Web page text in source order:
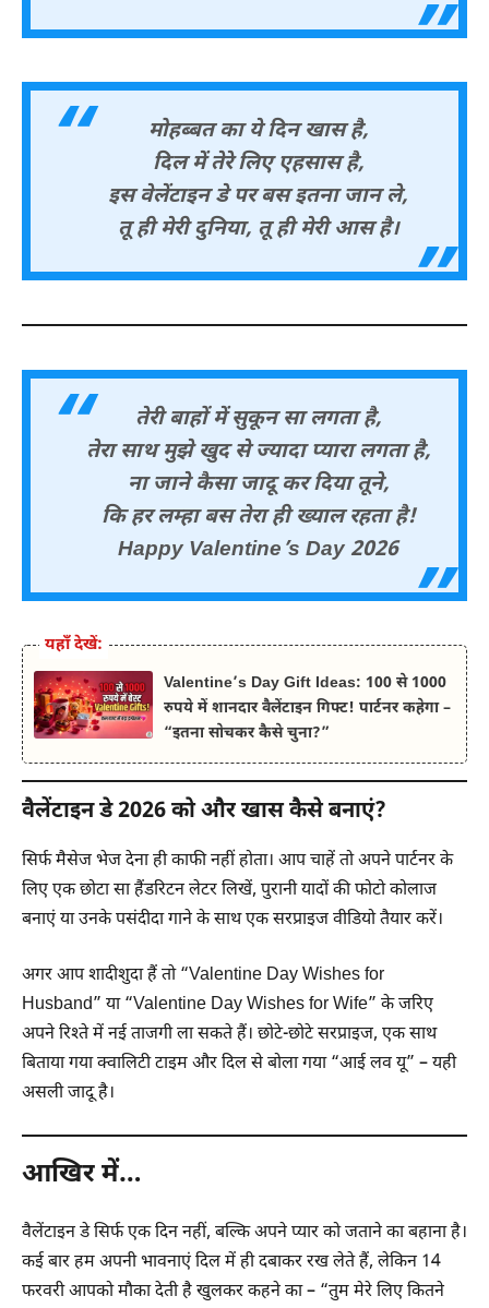
मोहब्बत का ये दिन खास है,
दिल में तेरे लिए एहसास है,
इस वेलेंटाइन डे पर बस इतना जान ले,
तू ही मेरी दुनिया, तू ही मेरी आस है।
तेरी बाहों में सुकून सा लगता है,
तेरा साथ मुझे खुद से ज्यादा प्यारा लगता है,
ना जाने कैसा जादू कर दिया तूने,
कि हर लम्हा बस तेरा ही ख्याल रहता है!
Happy Valentine’s Day 2026
यहाँ देखें:
Valentine’s Day Gift Ideas: 100 से 1000
रुपये में शानदार वैलेंटाइन गिफ्ट! पार्टनर कहेगा –
“इतना सोचकर कैसे चुना?”
वैलेंटाइन डे 2026 को और खास कैसे बनाएं?
सिर्फ मैसेज भेज देना ही काफी नहीं होता। आप चाहें तो अपने पार्टनर के
लिए एक छोटा सा हैंडरिटन लेटर लिखें, पुरानी यादों की फोटो कोलाज
बनाएं या उनके पसंदीदा गाने के साथ एक सरप्राइज वीडियो तैयार करें।
अगर आप शादीशुदा हैं तो “Valentine Day Wishes for
Husband” या “Valentine Day Wishes for Wife” के जरिए
अपने रिश्ते में नई ताजगी ला सकते हैं। छोटे-छोटे सरप्राइज, एक साथ
बिताया गया क्वालिटी टाइम और दिल से बोला गया “आई लव यू” – यही
असली जादू है।
आखिर में…
वैलेंटाइन डे सिर्फ एक दिन नहीं, बल्कि अपने प्यार को जताने का बहाना है।
कई बार हम अपनी भावनाएं दिल में ही दबाकर रख लेते हैं, लेकिन 14
फरवरी आपको मौका देती है खुलकर कहने का – “तुम मेरे लिए कितने